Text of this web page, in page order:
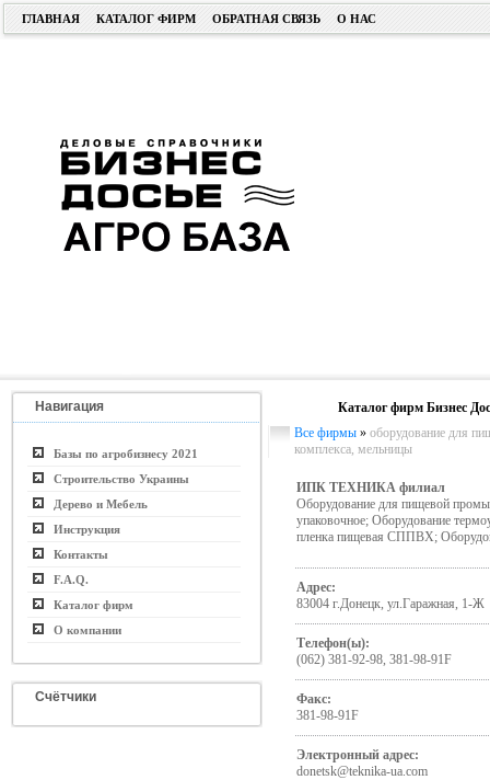
ГЛАВНАЯ КАТАЛОГ ФИРМ ОБРАТНАЯ СВЯЗЬ О НАС
Навигация
Базы по агробизнесу 2021
Строительство Украины
Дерево и Мебель
Инструкция
Контакты
F.A.Q.
Каталог фирм
О компании
Счётчики
Каталог фирм Бизнес
Все фирмы » оборудование для
комплекса, мельницы
ИПК ТЕХНИКА филиал
Оборудование для пищевой
упаковочное; Оборудование
пленка пищевая СППВХ;
Адрес:
83004 г.Донецк, ул.Гаражная, 1-Ж
Телефон(ы):
(062) 381-92-98, 381-98-91F
Факс:
381-98-91F
Электронный адрес:
donetsk@teknika-ua.com